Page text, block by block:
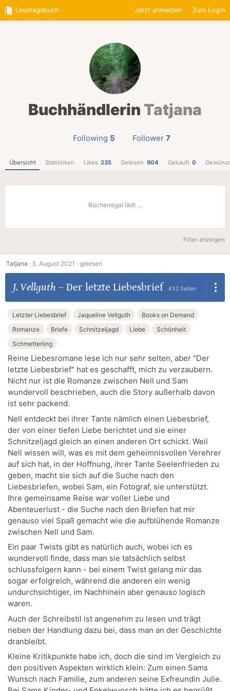
Lesetagebuch Jetzt anmelden Zum Login
Buchhändlerin Tatjana
Following 5 Follower 7
Übersicht Statistiken Likes 235 Gelesen 904 Gekauft 0
Bücherregal lädt …
Filter anzeigen
Tatjana · 5. August 2021 · gelesen
J. Vellguth – Der letzte Liebesbrief 432 Seiten
Letzter Liebesbrief Jaqueline Vellguth
Books on Demand
Romanze
Briefe Schnitzeljagd Liebe
Schönheit
Schmetterling
Reine Liebesromane lese ich nur sehr selten, aber "Der
letzte Liebesbrief" hat es geschafft, mich zu verzaubern.
Nicht nur ist die Romanze zwischen Nell und Sam
wundervoll beschrieben, auch die Story außerhalb davon
ist sehr packend.
Nell entdeckt bei ihrer Tante nämlich einen Liebesbrief,
der von einer tiefen Liebe berichtet und sie einer
Schnitzeljagd gleich an einen anderen Ort schickt. Weil
Nell wissen will, was es mit dem geheimnisvollen Verehrer
auf sich hat, in der Hoffnung, ihrer Tante Seelenfrieden zu
geben, macht sie sich auf die Suche nach den
Liebesbriefen, wobei Sam, ein Fotograf, sie unterstützt.
Ihre gemeinsame Reise war voller Liebe und
Abenteuerlust - die Suche nach den Briefen hat mir
genauso viel Spaß gemacht wie die aufblühende Romanze
zwischen Nell und Sam.
Ein paar Twists gibt es natürlich auch, wobei ich es
wundervoll finde, dass man sie tatsächlich selbst
schlussfolgern kann - bei einem Twist gelang mir das
sogar erfolgreich, während die anderen ein wenig
undurchsichtiger, im Nachhinein aber genauso logisch
waren.
Auch der Schreibstil ist angenehm zu lesen und trägt
neben der Handlung dazu bei, dass man an der Geschichte
dranbleibt.
Kleine Kritikpunkte habe ich, doch die sind im Vergleich zu
den positiven Aspekten wirklich klein: Zum einen Sams
Wunsch nach Familie, zum anderen seine Exfreundin Julie.